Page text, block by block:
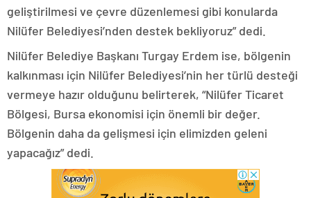
geliştirilmesi ve çevre düzenlemesi gibi konularda
Nilüfer Belediyesi’nden destek bekliyoruz” dedi.
Nilüfer Belediye Başkanı Turgay Erdem ise, bölgenin
kalkınması için Nilüfer Belediyesi’nin her türlü desteği
vermeye hazır olduğunu belirterek, “Nilüfer Ticaret
Bölgesi, Bursa ekonomisi için önemli bir değer.
Bölgenin daha da gelişmesi için elimizden geleni
yapacağız” dedi.